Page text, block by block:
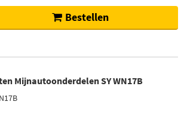
Bestellen
Mijnautoonderdelen SY WN17B